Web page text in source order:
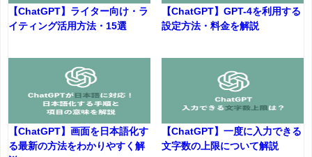
【ChatGPT】ライター向け・ラ
イティング活用方法・15選
【ChatGPT】GPT-4を利用する
設定方法・料金を解説
【ChatGPT】画面を日本語化す
る最新の方法をわかりやすく解
【ChatGPT】一度に入力できる
文字数の上限について解説